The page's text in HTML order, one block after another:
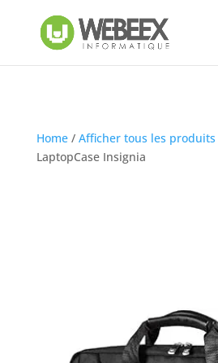
Home/ Afficher tous les produits
LaptopCase Insignia